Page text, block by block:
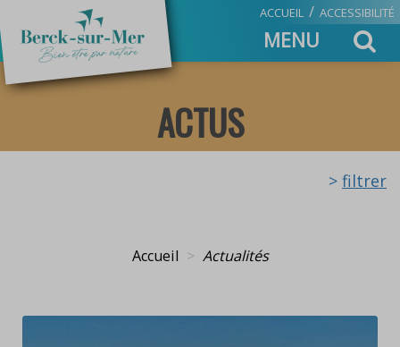
Toggle
MENU
ACCUEIL / ACCESSIBILITÉ
ACTUS
> filtrer
Accueil Actualités